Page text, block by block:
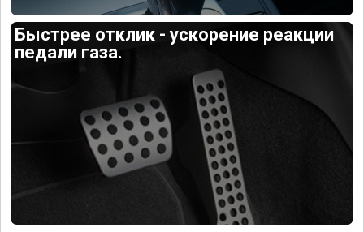
Быстрее отклик - ускорение реакции
педали газа.